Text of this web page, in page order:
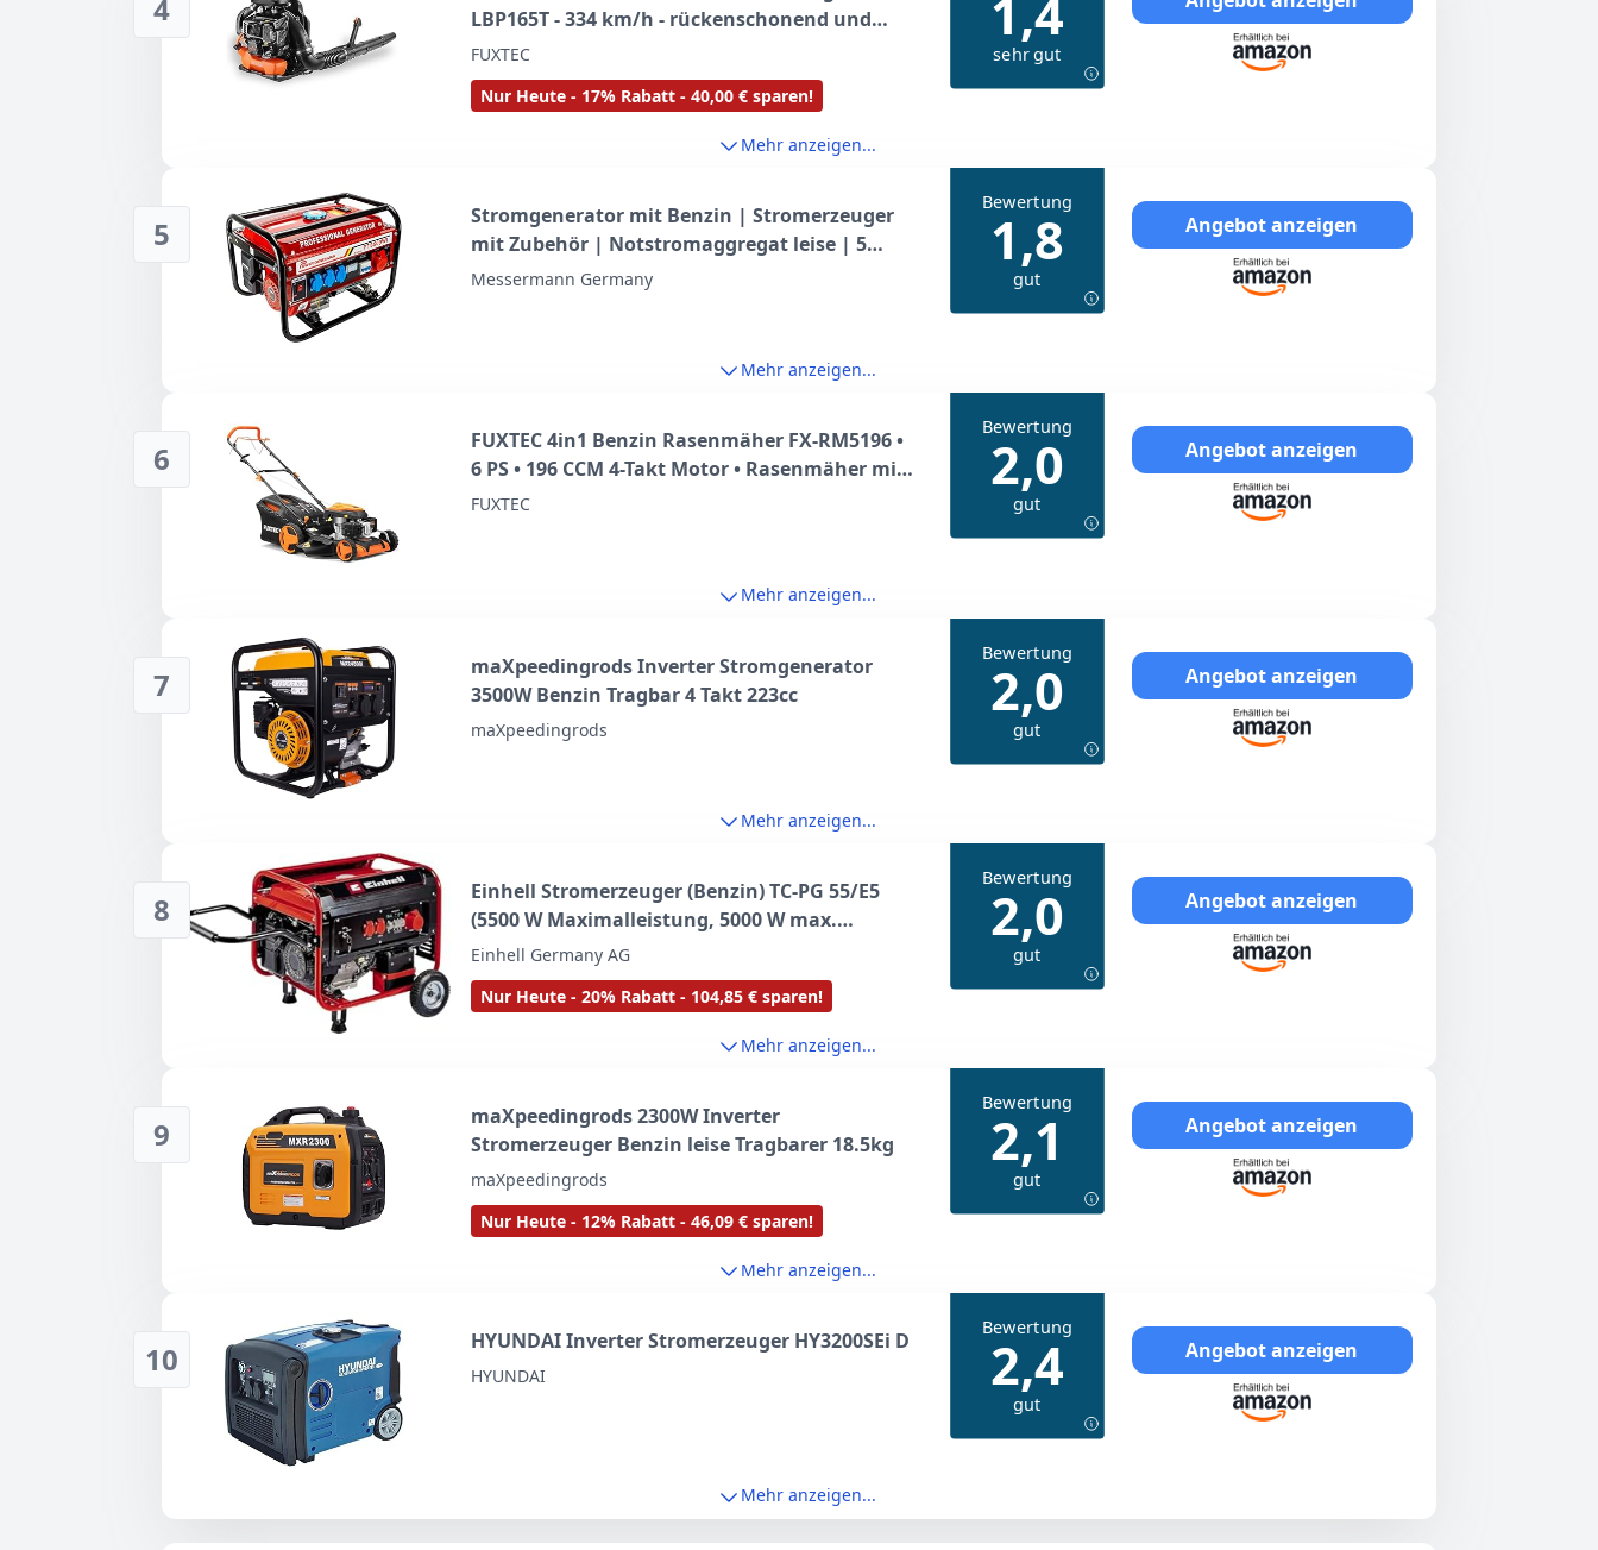
4
LBP165T - 334 km/h - rückenschonend und
tragbar für große Flächen - Rückenbläser, 2-
Takt Blasgerät
FUXTEC
Nur Heute - 17% Rabatt - 40,00 € sparen!
1,4
sehr gut
Mehr anzeigen...
5
Stromgenerator mit Benzin | Stromerzeuger
mit Zubehör | Notstromaggregat leise | 5
Steckdosen 3x 230V / 1x 400V / 1x 12 V | 6, 5 PS
Messermann Germany
Bewertung
1,8
gut
Angebot anzeigen
Mehr anzeigen...
6
FUXTEC 4in1 Benzin Rasenmäher FX-RM5196 •
6 PS • 196 CCM 4-Takt Motor • Rasenmäher mit
Antrieb & 51 cm Schnittbreite • Mulchmäher
FUXTEC
Bewertung
2,0
gut
Angebot anzeigen
Mehr anzeigen...
7
maXpeedingrods Inverter Stromgenerator
3500W Benzin Tragbar 4 Takt 223cc
maXpeedingrods
Bewertung
2,0
gut
Angebot anzeigen
Mehr anzeigen...
8
Einhell Stromerzeuger (Benzin) TC-PG 55/E5
(5500 W Maximalleistung, 5000 W max.
Dauerleistung, 25 L Tank, 4-Takt-Motor, 2x 230
V, 1x 400 V, Ölmangelsicherung)
Einhell Germany AG
Nur Heute - 20% Rabatt - 104,85 € sparen!
Bewertung
2,0
gut
Angebot anzeigen
Mehr anzeigen...
9
maXpeedingrods 2300W Inverter
Stromerzeuger Benzin leise Tragbarer 18.5kg
maXpeedingrods
Nur Heute - 12% Rabatt - 46,09 € sparen!
Bewertung
2,1
gut
Angebot anzeigen
Mehr anzeigen...
10 HYUNDAI Inverter Stromerzeuger HY3200SEi D
HYUNDAI
Bewertung
2,4
gut
Angebot anzeigen
Mehr anzeigen...